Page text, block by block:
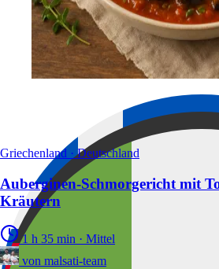
Griechenland · Deutschland
Auberginen-Schmorgericht mit
Kräutern
1 h 35 min · Mittel
von malsati-team